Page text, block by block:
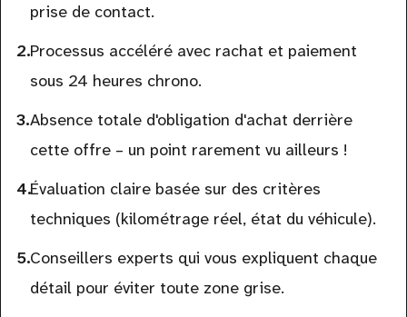
prise de contact.
Processus accéléré avec rachat et paiement
sous 24 heures chrono.
Absence totale d'obligation d'achat derrière
cette offre – un point rarement vu ailleurs !
Évaluation claire basée sur des critères
techniques (kilométrage réel, état du véhicule).
Conseillers experts qui vous expliquent chaque
détail pour éviter toute zone grise.